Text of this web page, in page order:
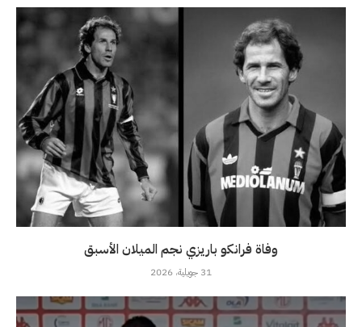
وفاة فرانكو باريزي نجم الميلان الأسبق
31 جويلية، 2026